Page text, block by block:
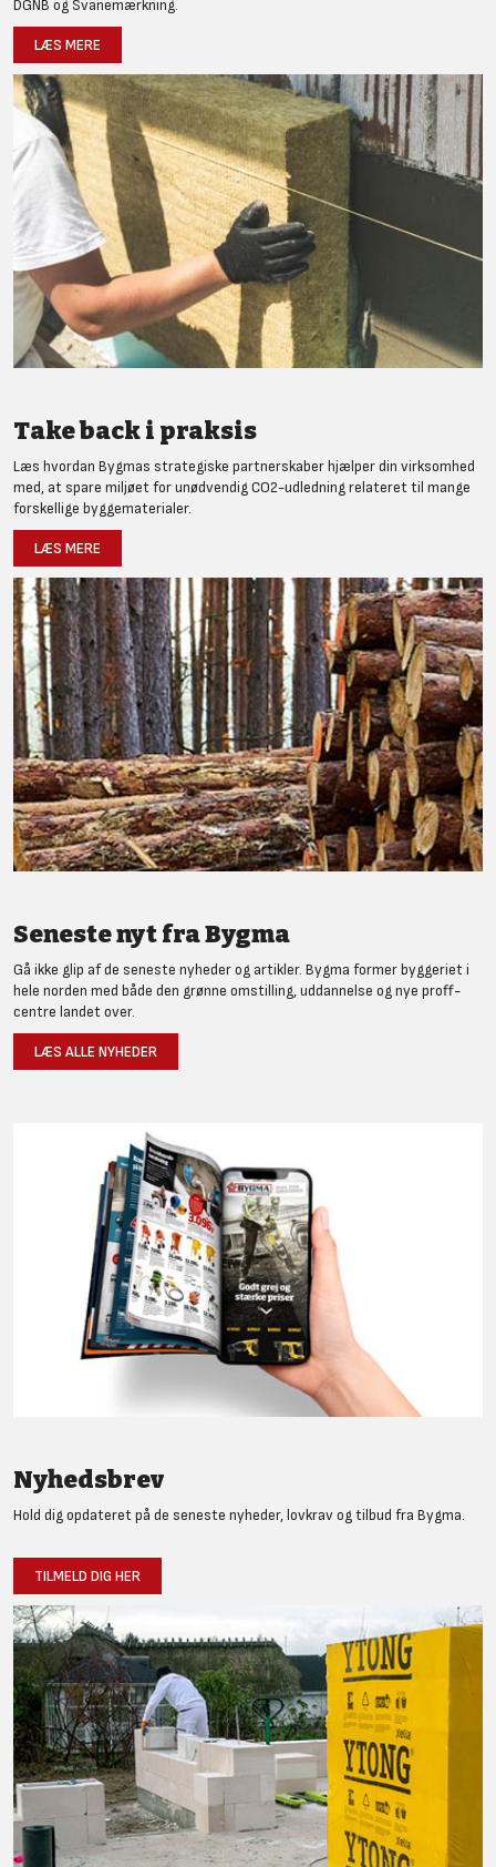
DGNB og Svanemærkning.
LÆS MERE
Take back i praksis
Læs hvordan Bygmas strategiske partnerskaber hjælper din virksomhed
med, at spare miljøet for unødvendig CO2-udledning relateret til mange
forskellige byggematerialer.
LÆS MERE
Seneste nyt fra Bygma
Gå ikke glip af de seneste nyheder og artikler. Bygma former byggeriet i
hele norden med både den grønne omstilling, uddannelse og nye proff-
centre landet over.
LÆS ALLE NYHEDER
Nyhedsbrev
Hold dig opdateret på de seneste nyheder, lovkrav og tilbud fra Bygma.
TILMELD DIG HER